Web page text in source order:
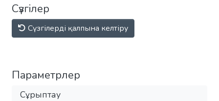
Сүзгілер
Сүзгілерді қалпына келтіру
Параметрлер
Сұрыптау